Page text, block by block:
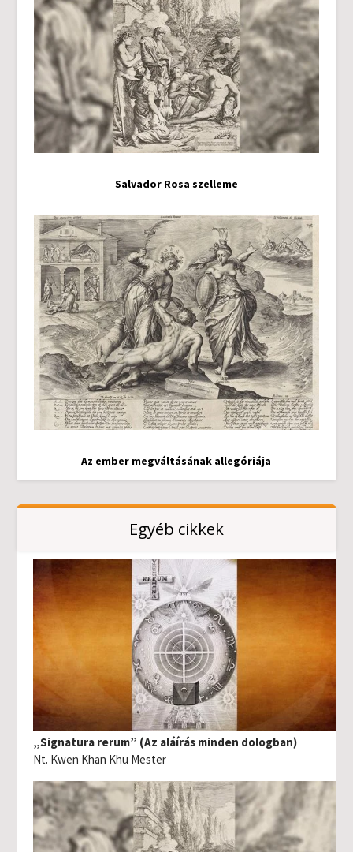
Salvador Rosa szelleme
Az ember megváltásának allegóriája
Egyéb cikkek
„Signatura rerum” (Az aláírás minden dologban)
Nt. Kwen Khan Khu Mester